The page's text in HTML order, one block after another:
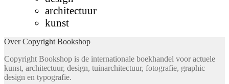
architectuur
kunst
Over Copyright Bookshop
Copyright Bookshop is de internationale boekhandel voor actuele
kunst, architectuur, design, tuinarchitectuur, fotografie, graphic
design en typografie.